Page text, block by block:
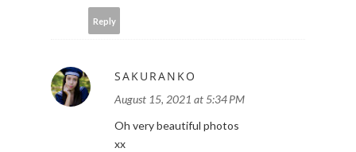
Reply
SAKURANKO
August 15, 2021 at 5:34 PM
Oh very beautiful photos
xx